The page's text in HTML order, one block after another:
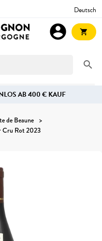
Deutsch
search
account_circle shopping_cart
AB 400 € KAUF
de Beaune
Cru Rot 2023